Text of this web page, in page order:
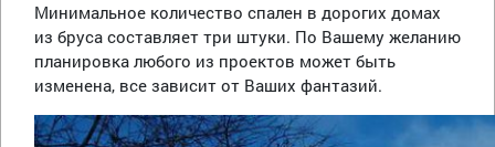
Минимальное количество спален в дорогих домах
из бруса составляет три штуки. По Вашему желанию
планировка любого из проектов может быть
изменена, все зависит от Ваших фантазий.